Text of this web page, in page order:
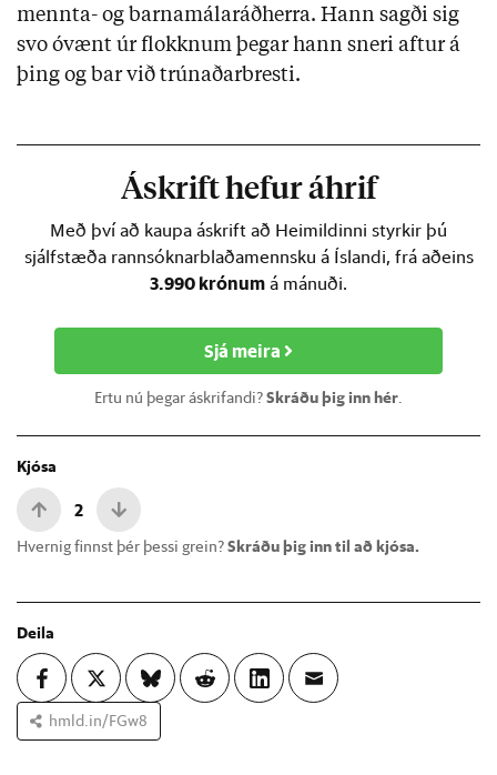
mennta- og barnamálaráðherra. Hann sagði sig
svo óvænt úr flokknum þegar hann sneri aftur á
þing og bar við trúnaðarbresti.
Áskrift hefur áhrif
Með því að kaupa áskrift að Heimildinni styrkir þú
sjálfstæða rannsóknarblaðamennsku á Íslandi, frá aðeins
3.990 krónum á mánuði.
Sjá meira
Ertu nú þegar áskrifandi?Skráðu þig inn hér.
Kjósa
2
Hvernig finnst þér þessi grein?Skráðu þig inn til að kjósa.
Deila
hmld.in/FGw8